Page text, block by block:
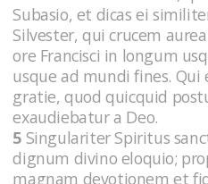
Subasio, et dicas ei
Silvester, qui crucem
ore Francisci in longum
usque ad mundi fines.
gratie, quod quicquid
exaudiebatur a Deo.
5 Singulariter Spiritus
dignum divino eloquio;
magnam devotionem et